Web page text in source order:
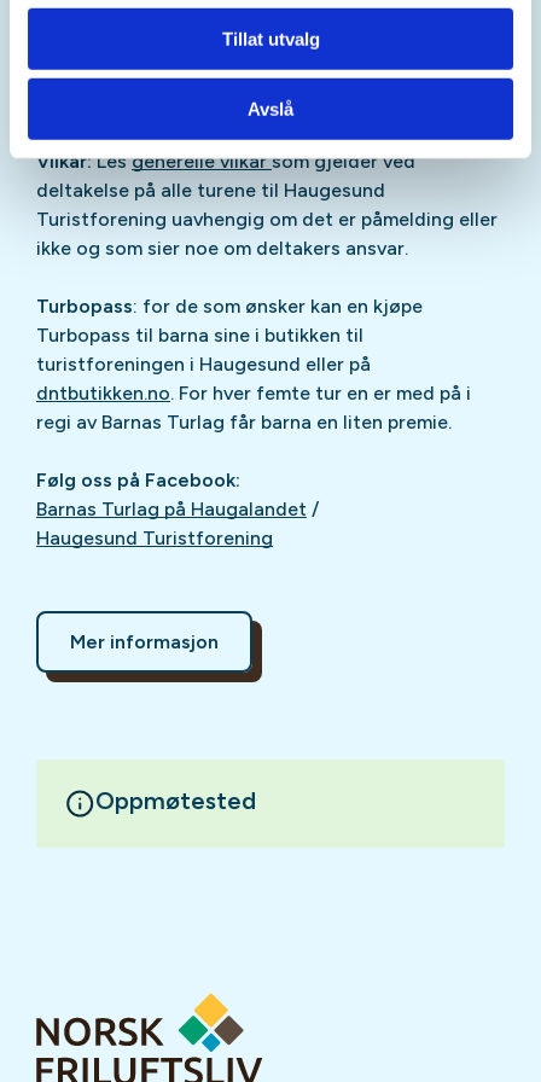
Tillat utvalg
Avslå
Gundersen
Hund med på tur:Det er ikke ønskelig med hund på
Vilkår:Lesgenerelle vilkårsom gjelder ved
deltakelse på alle turene til Haugesund
Turistforening uavhengig om det er påmelding eller
ikke og som sier noe om deltakers ansvar.
Turbopass: for de som ønsker kan en kjøpe
Turbopass til barna sine i butikken til
turistforeningen i Haugesund eller på
dntbutikken.no. For hver femte tur en er med på i
regi av Barnas Turlag får barna en liten premie.
Følg oss på Facebook:
Barnas Turlag på Haugalandet /
Haugesund Turistforening
Mer informasjon
Oppmøtested